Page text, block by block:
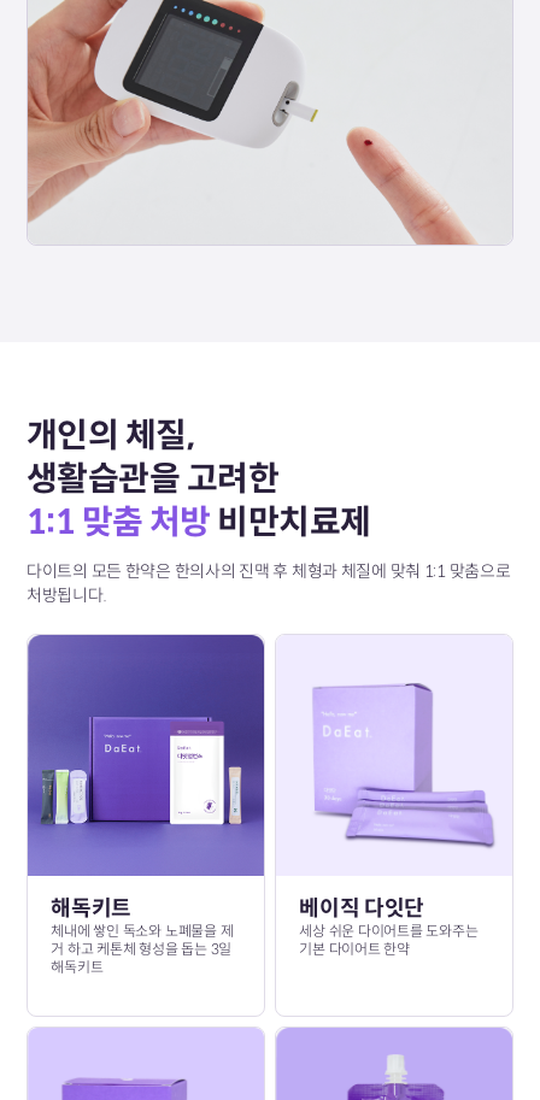
개인의 체질,
생활습관을 고려한
1:1 맞춤 처방 비만치료제
다이트의 모든 한약은 한의사의 진맥 후 체형과 체질에 맞춰 1:1 맞춤으로
처방됩니다.
해독키트
체내에 쌓인 독소와 노폐물을 제
거 하고 케톤체 형성을 돕는 3일
해독키트
베이직 다잇단
세상 쉬운 다이어트를 도와주는
기본 다이어트 한약